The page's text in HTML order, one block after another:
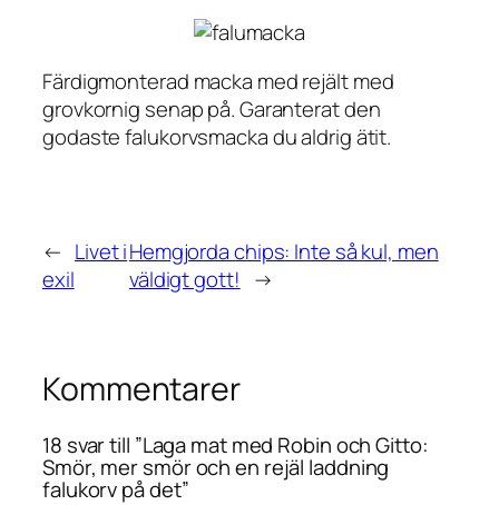
Färdigmonterad macka med rejält med
grovkornig senap på. Garanterat den
godaste falukorvsmacka du aldrig ätit.
← Livet i
exil
Hemgjorda chips: Inte så kul, men
väldigt gott! →
Kommentarer
18 svar till ”Laga mat med Robin och Gitto:
Smör, mer smör och en rejäl laddning
falukorv på det”